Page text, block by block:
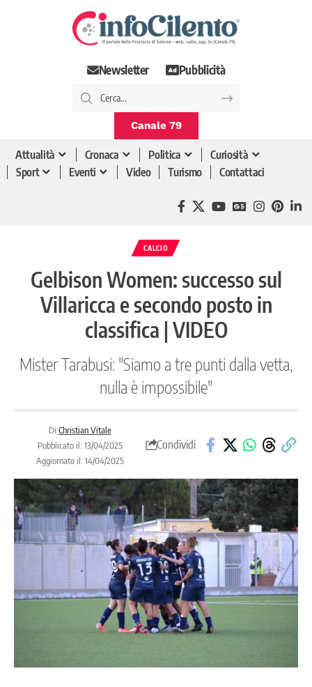
Newsletter Pubblicità
Canale 79
Attualità Cronaca Politica
Curiosità
Sport
Eventi Video Turismo Contattaci
CALCIO
Gelbison Women: successo sul
Villaricca e secondo posto in
classifica | VIDEO
Mister Tarabusi: "Siamo a tre punti dalla vetta,
nulla è impossibile"
Di:Christian Vitale
Pubblicato il: 13/04/2025
Aggiornato il: 14/04/2025
Condividi